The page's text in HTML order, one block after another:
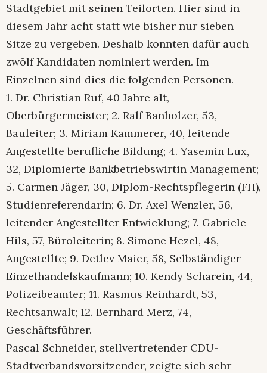
Stadtgebiet mit seinen Teilorten. Hier sind in
diesem Jahr acht statt wie bisher nur sieben
Sitze zu vergeben. Deshalb konnten dafür auch
zwölf Kandidaten nominiert werden. Im
Einzelnen sind dies die folgenden Personen.
1. Dr. Christian Ruf, 40 Jahre alt,
Oberbürgermeister; 2. Ralf Banholzer, 53,
Bauleiter; 3. Miriam Kammerer, 40, leitende
Angestellte berufliche Bildung; 4. Yasemin Lux,
32, Diplomierte Bankbetriebswirtin Management;
5. Carmen Jäger, 30, Diplom-Rechtspflegerin (FH),
Studienreferendarin; 6. Dr. Axel Wenzler, 56,
leitender Angestellter Entwicklung; 7. Gabriele
Hils, 57, Büroleiterin; 8. Simone Hezel, 48,
Angestellte; 9. Detlev Maier, 58, Selbständiger
Einzelhandelskaufmann; 10. Kendy Scharein, 44,
Polizeibeamter; 11. Rasmus Reinhardt, 53,
Rechtsanwalt; 12. Bernhard Merz, 74,
Geschäftsführer.
Pascal Schneider, stellvertretender CDU-
Stadtverbandsvorsitzender, zeigte sich sehr